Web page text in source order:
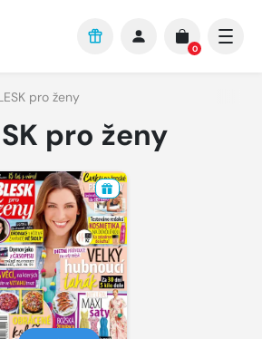
0
pro ženy
pro ženy